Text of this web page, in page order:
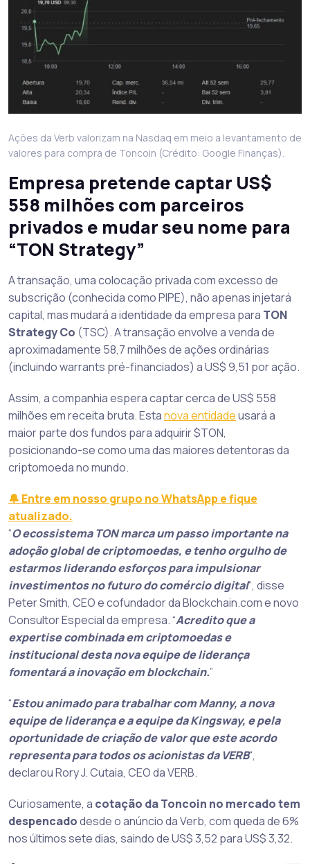
Ações da Verb valorizam na Nasdaq em meio a levantamento de
valores para compra de Toncoin (Crédito: Google Finanças).
Empresa pretende captar US$
558 milhões com parceiros
privados e mudar seu nome para
“TON Strategy”
A transação, uma colocação privada com excesso de
subscrição (conhecida como PIPE), não apenas injetará
capital, mas mudará a identidade da empresa para TON
Strategy Co (TSC). A transação envolve a venda de
aproximadamente 58,7 milhões de ações ordinárias
(incluindo warrants pré-financiados) a US$ 9,51 por ação.
Assim, a companhia espera captar cerca de US$ 558
milhões em receita bruta. Estanova entidadeusará a
maior parte dos fundos para adquirir $TON,
posicionando-se como uma das maiores detentoras da
criptomoeda no mundo.
🔔 Entre em nosso grupo no WhatsApp e fique
atualizado.
“O ecossistema TON marca um passo importante na
adoção global de criptomoedas, e tenho orgulho de
estarmos liderando esforços para impulsionar
investimentos no futuro do comércio digital“, disse
Peter Smith, CEO e cofundador da Blockchain.com e novo
Consultor Especial da empresa. “Acredito que a
expertise combinada em criptomoedas e
institucional desta nova equipe de liderança
fomentará a inovação em blockchain.”
“Estou animado para trabalhar com Manny, a nova
equipe de liderança e a equipe da Kingsway, e pela
oportunidade de criação de valor que este acordo
representa para todos os acionistas da VERB“,
declarou Rory J. Cutaia, CEO da VERB.
Curiosamente, a cotação da Toncoin no mercado tem
despencadodesde o anúncio da Verb, com queda de 6%
nos últimos sete dias, saindo de US$ 3,52 para US$ 3,32.